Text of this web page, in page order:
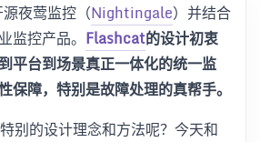
夜莺监控（Nightingale）并结合
监控产品。 Flashcat的设计初衷
平台到场景真正一体化的统一监
保障，特别是故障处理的真帮手。
别的设计理念和方法呢？今天和